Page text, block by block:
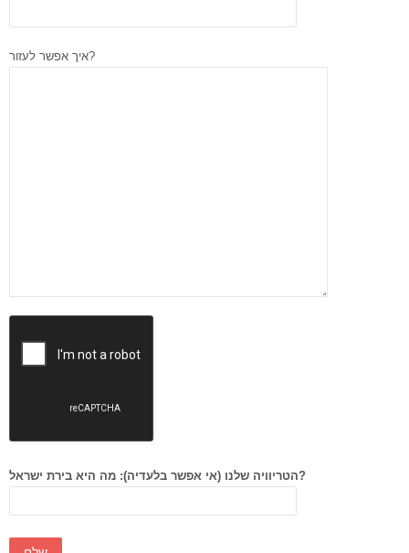
איך אפשר לעזור?
הטריוויה שלנו (אי אפשר בלעדיה): מה היא בירת ישראל?